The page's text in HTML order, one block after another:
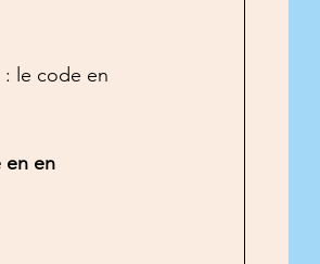
le code en
en en